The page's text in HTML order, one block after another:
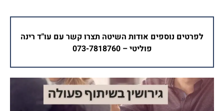
לפרטים נוספים אודות השיטה תצרו קשר עם עו"ד רינה
פוליטי – 073-7818760